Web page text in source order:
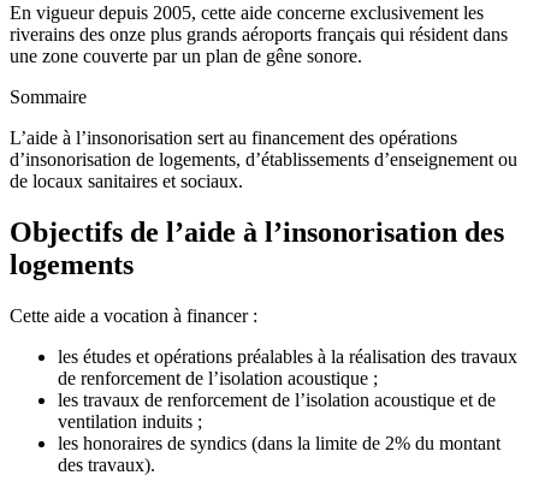
En vigueur depuis 2005, cette aide concerne exclusivement les
riverains des onze plus grands aéroports français qui résident dans
une zone couverte par un plan de gêne sonore.
Sommaire
L’aide à l’insonorisation sert au financement des opérations
d’insonorisation de logements, d’établissements d’enseignement ou
de locaux sanitaires et sociaux.
Objectifs de l’aide à l’insonorisation des
logements
Cette aide a vocation à financer :
les études et opérations préalables à la réalisation des travaux
de renforcement de l’isolation acoustique ;
les travaux de renforcement de l’isolation acoustique et de
ventilation induits ;
les honoraires de syndics (dans la limite de 2% du montant
des travaux).